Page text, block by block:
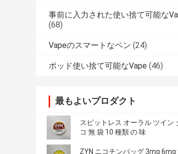
事前に入力された使い捨て可能な
(68)
Vapeのスマートなペン (24)
ポッド使い捨て可能なVape (46)
最もよいプロダクト
スピットレス オーラル ツイン
コ 無 袋 10 種類 の 味
ZYN ニコチンバッグ 3mg 6mg